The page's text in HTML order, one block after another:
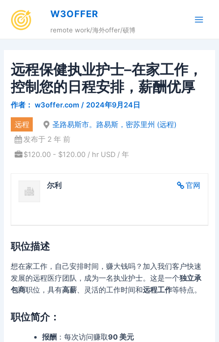
W3OFFER
remote work/海外offer/硕博
远程保健执业护士–在家工作，
控制您的日程安排，薪酬优厚
作者： w3offer.com/ 2024年9月24日
远程
圣路易斯市。路易斯，密苏里州 (远程)
发布于 2 年 前
$120.00 - $120.00 / hr USD / 年
官网
尔利
职位描述
想在家工作，自己安排时间，赚大钱吗？加入我们客户快速
发展的远程医疗团队，成为一名执业护士。这是一个独立承
包商职位，具有高薪、灵活的工作时间和远程工作等特点。
职位简介：
报酬 ：每次访问赚取90 美元